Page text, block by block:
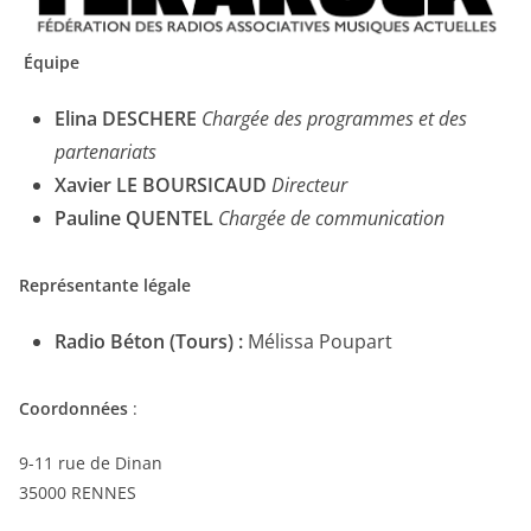
Équipe
​Elina DESCHERE Chargée des programmes et des
partenariats
Xavier LE BOURSICAUD Directeur
Pauline QUENTEL Chargée de communication
Représentante légale
Radio Béton (Tours) : Mélissa Poupart
Coordonnées :
9-11 rue de Dinan
35000 RENNES